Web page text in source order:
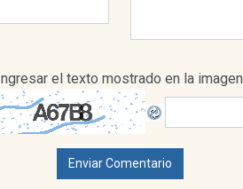
Ingresar el texto mostrado en la imagen
Enviar Comentario